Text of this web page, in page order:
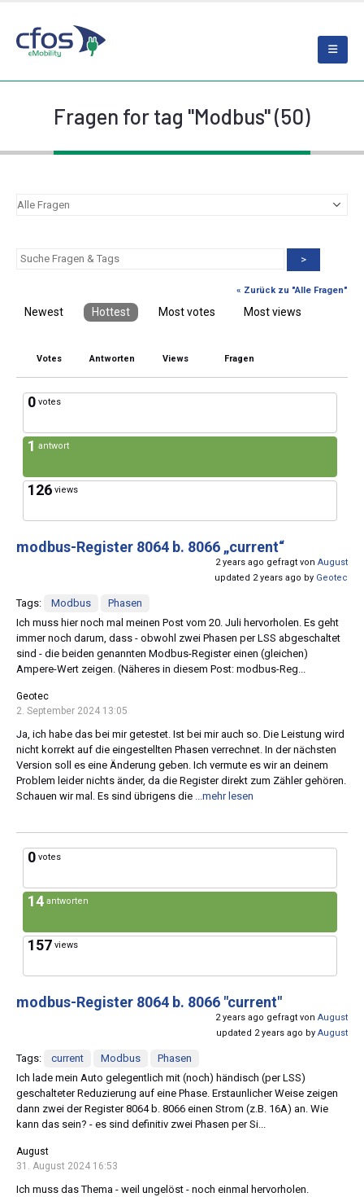
Fragen for tag "Modbus" (50)
>
« Zurück zu "Alle Fragen"
Newest Hottest Most votes Most views
Votes Antworten Views Fragen
0 votes
1 antwort
126 views
modbus-Register 8064 b. 8066 „current“
2 years ago gefragt von August
updated 2 years ago by Geotec
Tags: Modbus
Phasen
Ich muss hier noch mal meinen Post vom 20. Juli hervorholen. Es geht
immer noch darum, dass - obwohl zwei Phasen per LSS abgeschaltet
sind - die beiden genannten Modbus-Register einen (gleichen)
Ampere-Wert zeigen. (Näheres in diesem Post: modbus-Reg...
Geotec
2. September 2024 13:05
Ja, ich habe das bei mir getestet. Ist bei mir auch so. Die Leistung wird
nicht korrekt auf die eingestellten Phasen verrechnet. In der nächsten
Version soll es eine Änderung geben. Ich vermute es wir an deinem
Problem leider nichts änder, da die Register direkt zum Zähler gehören.
Schauen wir mal. Es sind übrigens die
...mehr lesen
0 votes
14 antworten
157 views
modbus-Register 8064 b. 8066 "current"
2 years ago gefragt von August
updated 2 years ago by August
Tags: current Modbus
Phasen
Ich lade mein Auto gelegentlich mit (noch) händisch (per LSS)
geschalteter Reduzierung auf eine Phase. Erstaunlicher Weise zeigen
dann zwei der Register 8064 b. 8066 einen Strom (z.B. 16A) an. Wie
kann das sein? - es sind definitiv zwei Phasen per Si...
August
31. August 2024 16:53
Ich muss das Thema - weil ungelöst - noch einmal hervorholen.